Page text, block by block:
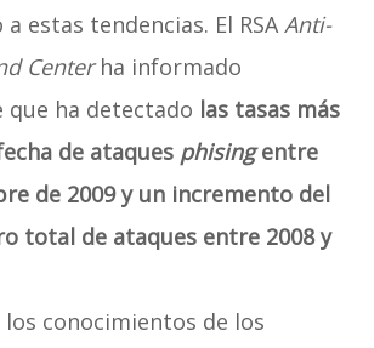
estas tendencias. El RSAAnti-
Centerha informado
que ha detectado las tasas más
de ataquesphisingentre
de 2009 y un incremento del
total de ataques entre 2008 y
los conocimientos de los